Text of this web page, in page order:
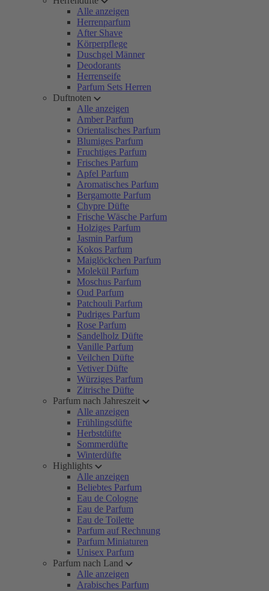
Alle anzeigen
Herrenparfum
After Shave
Körperpflege
Duschgel Männer
Deodorants
Herrenseife
Parfum Sets Herren
Duftnoten
Alle anzeigen
Amber Parfum
Orientalisches Parfum
Blumiges Parfum
Fruchtiges Parfum
Frisches Parfum
Apfel Parfum
Aromatisches Parfum
Bergamotte Parfum
Chypre Düfte
Frische Wäsche Parfum
Holziges Parfum
Jasmin Parfum
Kokos Parfum
Maiglöckchen Parfum
Molekül Parfum
Moschus Parfum
Oud Parfum
Patchouli Parfum
Pudriges Parfum
Rose Parfum
Sandelholz Düfte
Vanille Parfum
Veilchen Düfte
Vetiver Düfte
Würziges Parfum
Zitrische Düfte
Parfum nach Jahreszeit
Alle anzeigen
Frühlingsdüfte
Herbstdüfte
Sommerdüfte
Winterdüfte
Highlights
Alle anzeigen
Beliebtes Parfum
Eau de Cologne
Eau de Parfum
Eau de Toilette
Parfum auf Rechnung
Parfum Miniaturen
Unisex Parfum
Parfum nach Land
Alle anzeigen
Arabisches Parfum